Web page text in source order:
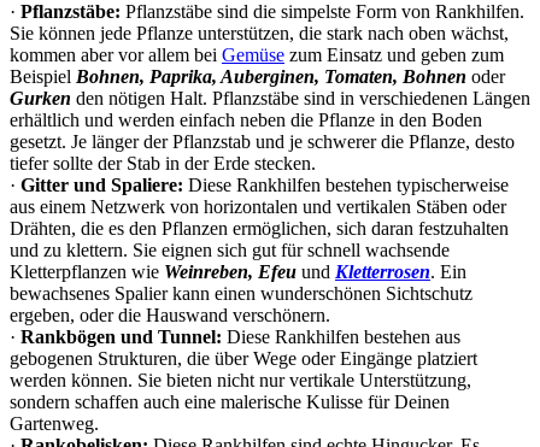
· Pflanzstäbe: Pflanzstäbe sind die simpelste Form von Rankhilfen.
Sie können jede Pflanze unterstützen, die stark nach oben wächst,
kommen aber vor allem bei Gemüse zum Einsatz und geben zum
Beispiel Bohnen, Paprika, Auberginen, Tomaten, Bohnen oder
Gurken den nötigen Halt. Pflanzstäbe sind in verschiedenen Längen
erhältlich und werden einfach neben die Pflanze in den Boden
gesetzt. Je länger der Pflanzstab und je schwerer die Pflanze, desto
tiefer sollte der Stab in der Erde stecken.
· Gitter und Spaliere: Diese Rankhilfen bestehen typischerweise
aus einem Netzwerk von horizontalen und vertikalen Stäben oder
Drähten, die es den Pflanzen ermöglichen, sich daran festzuhalten
und zu klettern. Sie eignen sich gut für schnell wachsende
Kletterpflanzen wie Weinreben, Efeu und Kletterrosen. Ein
bewachsenes Spalier kann einen wunderschönen Sichtschutz
ergeben, oder die Hauswand verschönern.
· Rankbögen und Tunnel: Diese Rankhilfen bestehen aus
gebogenen Strukturen, die über Wege oder Eingänge platziert
werden können. Sie bieten nicht nur vertikale Unterstützung,
sondern schaffen auch eine malerische Kulisse für Deinen
Gartenweg.